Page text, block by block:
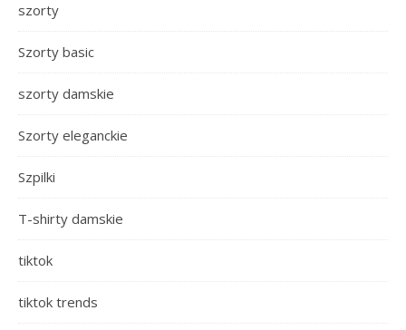
szorty
Szorty basic
szorty damskie
Szorty eleganckie
Szpilki
T-shirty damskie
tiktok
tiktok trends